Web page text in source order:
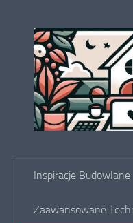
Inspiracje Budowlane
Zaawansowane